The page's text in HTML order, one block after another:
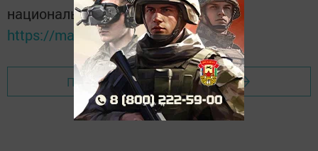
национальном мессенджере MАХ:
https://max.ru/tatmedia
Перейти на страницу новости